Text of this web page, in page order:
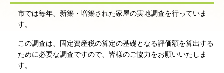
市では毎年、新築・増築された家屋の実地調査を行っていま
す。
この調査は、固定資産税の算定の基礎となる評価額を算出する
ために必要な調査ですので、皆様のご協力をお願いいたしま
す。